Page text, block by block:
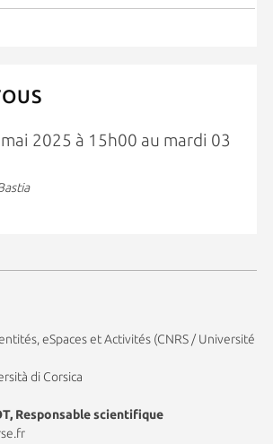
2025 à 15h00 au mardi 03
eSpaces et Activités (CNRS / Université
di Corsica
Responsable scientifique